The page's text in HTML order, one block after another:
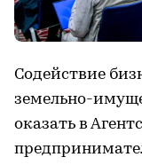
Содействие
земельно-
оказать в